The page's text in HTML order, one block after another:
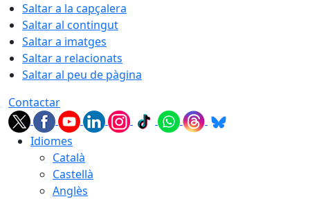
Saltar a la capçalera
Saltar al contingut
Saltar a imatges
Saltar a relacionats
Saltar al peu de pàgina
Contactar
Idiomes
Català
Castellà
Anglès